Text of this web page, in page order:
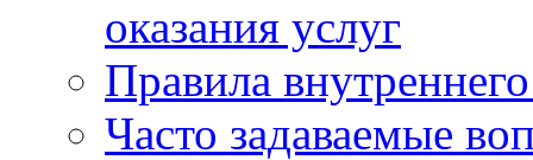
оказания услуг
Правила
Часто задаваемые